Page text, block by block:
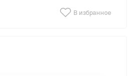
В избранное